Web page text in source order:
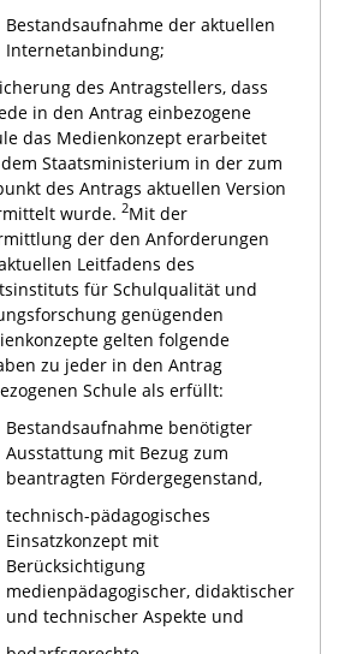
Bestandsaufnahme der aktuellen
Internetanbindung;
des Antragstellers, dass
in den Antrag einbezogene
das Medienkonzept erarbeitet
Staatsministerium in der zum
des Antrags aktuellen Version
wurde. 2Mit der
der den Anforderungen
Leitfadens des
für Schulqualität und
genügenden
gelten folgende
zu jeder in den Antrag
Schule als erfüllt:
Bestandsaufnahme benötigter
Ausstattung mit Bezug zum
beantragten Fördergegenstand,
technisch-pädagogisches
Einsatzkonzept mit
Berücksichtigung
medienpädagogischer, didaktischer
und technischer Aspekte und